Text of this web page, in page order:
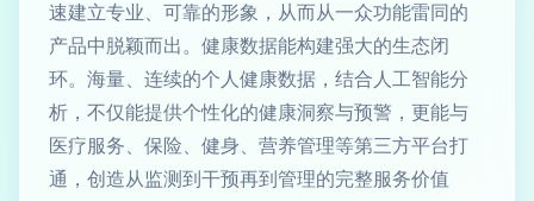
速建立专业、可靠的形象，从而从一众功能雷同的
产品中脱颖而出。健康数据能构建强大的生态闭
环。海量、连续的个人健康数据，结合人工智能分
析，不仅能提供个性化的健康洞察与预警，更能与
医疗服务、保险、健身、营养管理等第三方平台打
通，创造从监测到干预再到管理的完整服务价值